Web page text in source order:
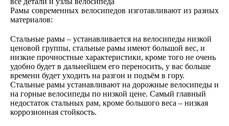
Рамы современных велосипедов изготавливают из разных
материалов:
Стальные рамы – устанавливается на велосипеды низкой
ценовой группы, стальные рамы имеют большой вес, и
низкие прочностные характеристики, кроме того не очень
удобно будет в дальнейшем его переносить, у вас больше
времени будет уходить на разгон и подъём в гору.
Стальные рамы устанавливают на дорожные велосипеды и
на горные велосипеды по низкой цене. Самый главный
недостаток стальных рам, кроме большого веса – низкая
коррозионная стойкость.